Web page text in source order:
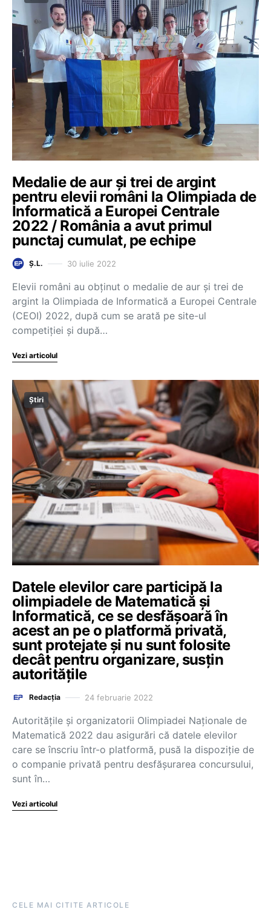
Medalie de aur și trei de argint
pentru elevii români la Olimpiada de
Informatică a Europei Centrale
2022 / România a avut primul
punctaj cumulat, pe echipe
Ș.L. 30 iulie 2022
Elevii români au obținut o medalie de aur și trei de
argint la Olimpiada de Informatică a Europei Centrale
(CEOI) 2022, după cum se arată pe site-ul
competiției și după…
Vezi articolul
Știri
Datele elevilor care participă la
olimpiadele de Matematică și
Informatică, ce se desfășoară în
acest an pe o platformă privată,
sunt protejate și nu sunt folosite
decât pentru organizare, susțin
autoritățile
Redacția 24 februarie 2022
Autoritățile și organizatorii Olimpiadei Naționale de
Matematică 2022 dau asigurări că datele elevilor
care se înscriu într-o platformă, pusă la dispoziție de
o companie privată pentru desfășurarea concursului,
sunt în…
Vezi articolul
CELE MAI CITITE ARTICOLE